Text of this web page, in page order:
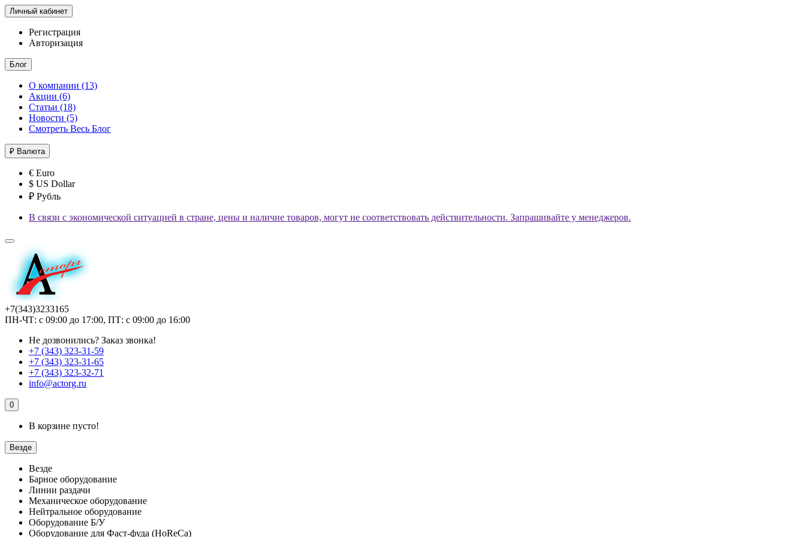
Личный кабинет
Регистрация
Авторизация
Блог
О компании (13)
Акции (6)
Статьи (18)
Новости (5)
Смотреть Весь Блог
₽ Валюта
€ Euro
$ US Dollar
₽ Рубль
В связи с экономической ситуацией в стране, цены и наличие товаров, могут не соответствовать действительности. Запрашивайте у менеджеров.
+7(343)3233165
ПН-ЧТ: с 09:00 до 17:00, ПТ: с 09:00 до 16:00
Не дозвонились? Заказ звонка!
+7 (343) 323-31-59
+7 (343) 323-31-65
+7 (343) 323-32-71
info@actorg.ru
0
В корзине пусто!
Везде
Везде
Барное оборудование
Линии раздачи
Механическое оборудование
Нейтральное оборудование
Оборудование Б/У
Оборудование для Фаст-фуда (HoReCa)